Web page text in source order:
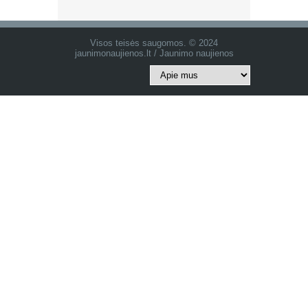
Visos teisės saugomos. © 2024
jaunimonaujienos.lt / Jaunimo naujienos